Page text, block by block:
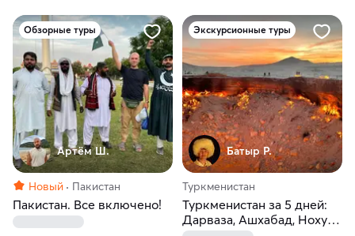
Обзорные туры
Артём Ш.
Новый Пакистан
Пакистан. Все включено!
Экскурсионные туры
Батыр Р.
Туркменистан
Туркменистан за 5 дней:
Дарваза, Ашхабад, Нохур